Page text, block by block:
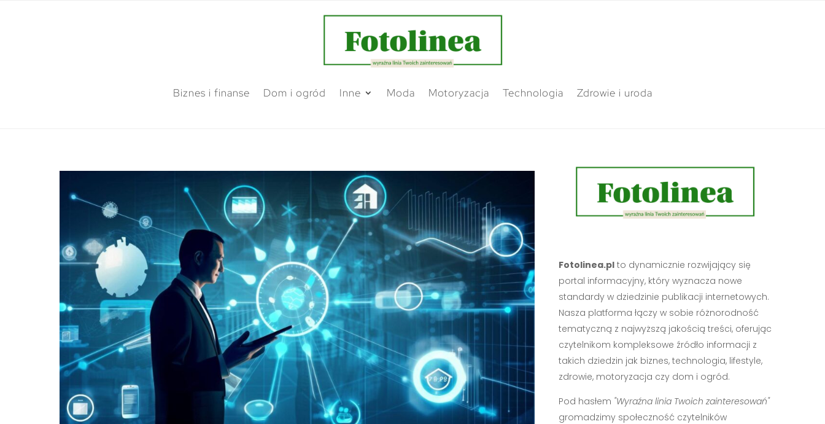
Biznes i finanse Dom i ogród Inne Moda Motoryzacja Technologia Zdrowie i uroda
Fotolinea.plto dynamicznie rozwijający się
portal informacyjny, który wyznacza nowe
standardy w dziedzinie publikacji internetowych.
Nasza platforma łączy w sobie różnorodność
tematyczną z najwyższą jakością treści, oferując
czytelnikom kompleksowe źródło informacji z
takich dziedzin jak biznes, technologia, lifestyle,
zdrowie, motoryzacja czy dom i ogród.
Pod hasłem "Wyraźna linia Twoich zainteresowań"
gromadzimy społeczność czytelników